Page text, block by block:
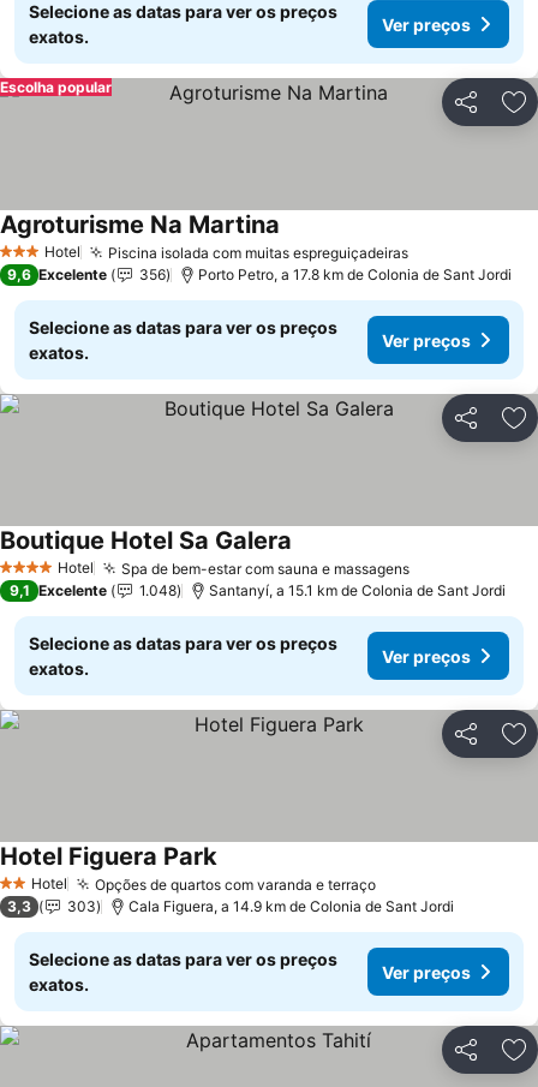
Selecione as datas para ver os preços
exatos.
Ver preços
Partilhar
Escolha popular
3 EstrelasHotel Piscina isolada com muitas espreguiçadeirasVer preços
Agroturisme Na Martina
9,6 Excelente 356 Porto Petro, a 17.8 km de Colonia de Sant Jordi
Selecione as datas para ver os preços
exatos.
Ver preços
Partilhar
4 EstrelasHotel Spa de bem-estar com sauna e massagensVer preços
Boutique Hotel Sa Galera
9,1 Excelente 1.048 Santanyí, a 15.1 km de Colonia de Sant Jordi
Selecione as datas para ver os preços
exatos.
Ver preços
Partilhar
2 Estrelas
Hotel Opções de quartos com varanda e terraçoVer preços
Hotel Figuera ParkVer preços
3,3 303 Cala Figuera, a 14.9 km de Colonia de Sant Jordi
Selecione as datas para ver os preços
exatos.
Ver preços
Partilhar